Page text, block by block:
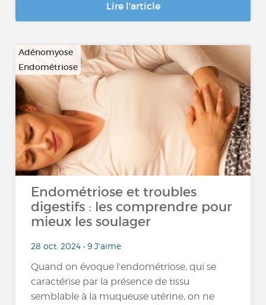
Lire l'article
Adénomyose
Endométriose
Endométriose et troubles
digestifs : les comprendre pour
mieux les soulager
28 oct. 2024 • 9 J'aime
Quand on évoque l’endométriose, qui se
caractérise par la présence de tissu
semblable à la muqueuse utérine, on ne